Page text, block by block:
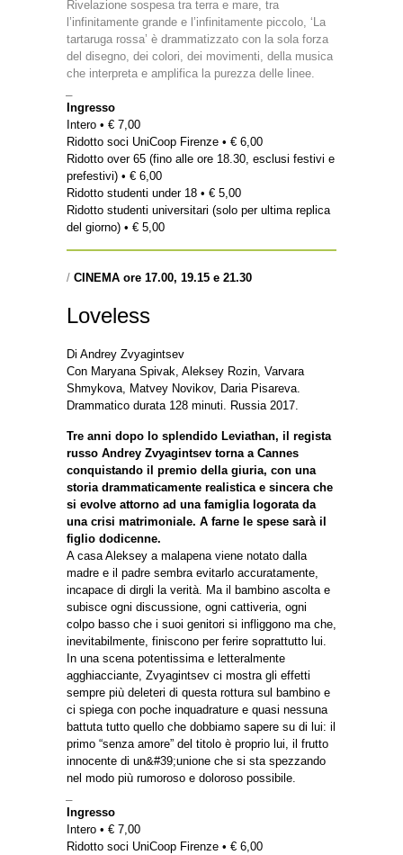
Rivelazione sospesa tra terra e mare, tra
l’infinitamente grande e l’infinitamente piccolo, ‘La
tartaruga rossa’ è drammatizzato con la sola forza
del disegno, dei colori, dei movimenti, della musica
che interpreta e amplifica la purezza delle linee.
Ingresso
Intero • € 7,00
Ridotto soci UniCoop Firenze • € 6,00
Ridotto over 65 (fino alle ore 18.30, esclusi festivi e
prefestivi) • € 6,00
Ridotto studenti under 18 • € 5,00
Ridotto studenti universitari (solo per ultima replica
del giorno) • € 5,00
/ CINEMA ore 17.00, 19.15 e 21.30
Loveless
Di Andrey Zvyagintsev
Con Maryana Spivak, Aleksey Rozin, Varvara
Shmykova, Matvey Novikov, Daria Pisareva.
Drammatico durata 128 minuti. Russia 2017.
Tre anni dopo lo splendido Leviathan, il regista
russo Andrey Zvyagintsev torna a Cannes
conquistando il premio della giuria, con una
storia drammaticamente realistica e sincera che
si evolve attorno ad una famiglia logorata da
una crisi matrimoniale. A farne le spese sarà il
figlio dodicenne.
A casa Aleksey a malapena viene notato dalla
madre e il padre sembra evitarlo accuratamente,
incapace di dirgli la verità. Ma il bambino ascolta e
subisce ogni discussione, ogni cattiveria, ogni
colpo basso che i suoi genitori si infliggono ma che,
inevitabilmente, finiscono per ferire soprattutto lui.
In una scena potentissima e letteralmente
agghiacciante, Zvyagintsev ci mostra gli effetti
sempre più deleteri di questa rottura sul bambino e
ci spiega con poche inquadrature e quasi nessuna
battuta tutto quello che dobbiamo sapere su di lui: il
primo “senza amore” del titolo è proprio lui, il frutto
innocente di un&#39;unione che si sta spezzando
nel modo più rumoroso e doloroso possibile.
Ingresso
Intero • € 7,00
Ridotto soci UniCoop Firenze • € 6,00